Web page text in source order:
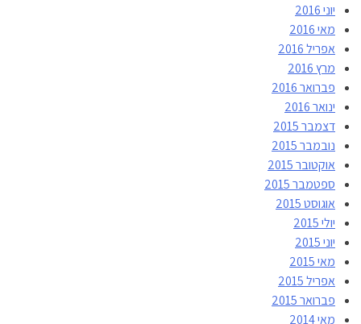
יוני 2016
מאי 2016
אפריל 2016
מרץ 2016
פברואר 2016
ינואר 2016
דצמבר 2015
נובמבר 2015
אוקטובר 2015
ספטמבר 2015
אוגוסט 2015
יולי 2015
יוני 2015
מאי 2015
אפריל 2015
פברואר 2015
מאי 2014